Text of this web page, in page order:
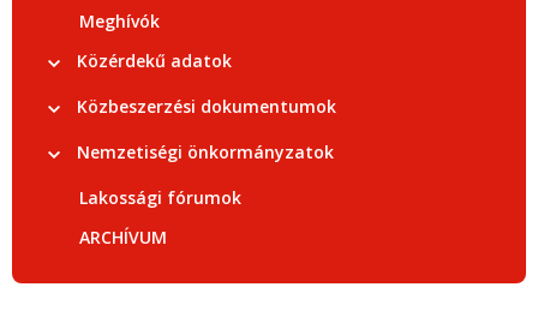
Meghívók
Közérdekű adatok
Közbeszerzési dokumentumok
Nemzetiségi önkormányzatok
Lakossági fórumok
ARCHÍVUM